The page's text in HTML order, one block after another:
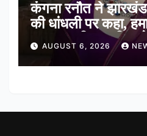
कंगना रनौत ने झारखंड
की धांधली पर कहा,
हर तरह की तकलीफ
AUGUST 6, 2026